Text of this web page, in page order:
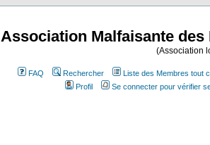
Association Malfaisante
(Association
FAQ Rechercher Liste des Membres tout
Profil
Se connecter pour vérifier